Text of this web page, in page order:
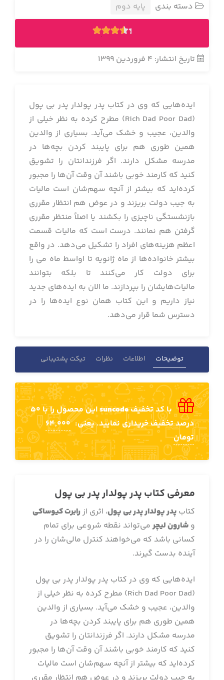
دسته بندی پایه دوم
رای
تاریخ انتشار: 4 فروردین 1399
ایده‌هایی که وی در کتاب پدر پولدار پدر بی پول
(Rich Dad Poor Dad) مطرح کرده به نظر خیلی از
والدین، عجیب و خشک می‌آید. بسیاری از والدین
همین طوری هم برای پایبند کردن بچه‌ها در
مدرسه مشکل دارند. اگر فرزندانتان را تشویق
کنید که کارمند خوبی باشند آن وقت آن‌ها را مجبور
کرده‌اید که بیشتر از آنچه سهم‌شان است مالیات
به جیب دولت بریزند و در عوض هم انتظار مقرری
بازنشستگی ناچیزی را بکشند یا اصلاً منتظر مقرری
گرفتن هم نمانند. درست است که مالیات قسمت
اعظم هزینه‌های افراد را تشکیل می‌دهد. در واقع
بیشتر خانواده‌ها از ماه ژانویه تا اواسط ماه می را
برای دولت کار می‌کنند تا بلکه بتوانند
مالیات‌هایشان را بپردازند. ما الان به ایده‌های جدید
نیاز داریم و این کتاب همان نوع ایده‌ها را در
دسترس شما قرار می‌دهد.
توضیحات اطلاعات نظرات تیکت پشتیبانی
با کد تخفیفsuncode
این محصول را با 50
درصد تخفیف خریداری نمایید. یعنی: 64,000
تومان
معرفی کتاب پدر پولدار پدر بی پول
کتاب پدر پولدار پدر بی پول، اثری از رابرت کیوساکی‌
و شارون لیچر می‌تواند نقطه شروعی برای تمام
کسانی باشد که می‌خواهند کنترل مالی‌شان را در
آینده بدست گیرند.
ایده‌هایی که وی در کتاب پدر پولدار پدر بی پول
(Rich Dad Poor Dad) مطرح کرده به نظر خیلی از
والدین، عجیب و خشک می‌آید. بسیاری از والدین
همین طوری هم برای پایبند کردن بچه‌ها در
مدرسه مشکل دارند. اگر فرزندانتان را تشویق
کنید که کارمند خوبی باشند آن وقت آن‌ها را مجبور
کرده‌اید که بیشتر از آنچه سهم‌شان است مالیات